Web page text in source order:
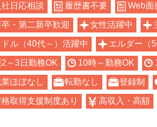
社日応相談 履歴書不要 Web面
卒・第二新卒歓迎
女性活躍中
ドル（40代～）活躍中
エルダー（
～3日勤務OK
10時～勤務OK
ほぼなし
転勤なし 登録制
格取得支援制度あり
高収入・高額